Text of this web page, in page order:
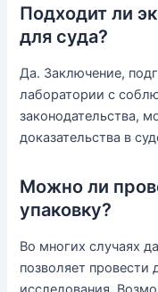
Подходит ли
для суда?
Да. Заключение,
лаборатории с
законодательства,
доказательства в
Можно ли
упаковку?
Во многих случаях
позволяет